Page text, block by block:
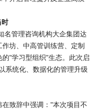
时
名管理咨询机构大企集团达
坊、中高管训练营、定制
"学习型组织"生态。此次启
统化、数据化的管理升级
致辞中强调："本次项目不